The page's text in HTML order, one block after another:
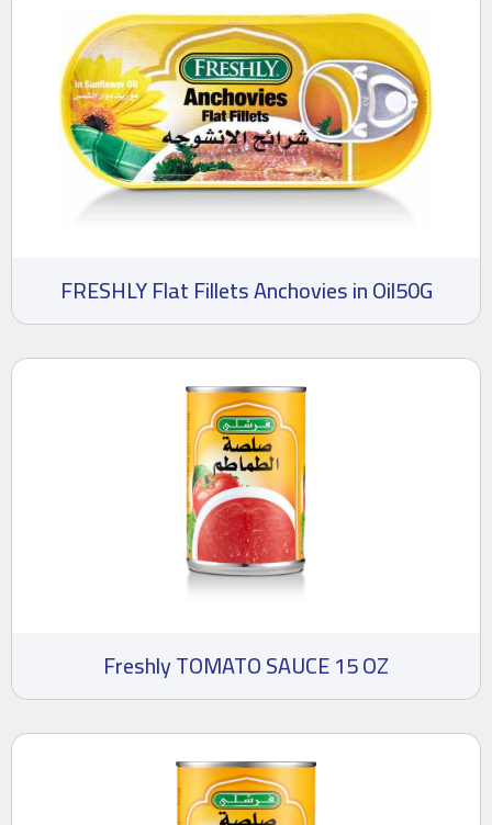
FRESHLY Flat Fillets Anchovies in Oil50G
Freshly TOMATO SAUCE 15 OZ